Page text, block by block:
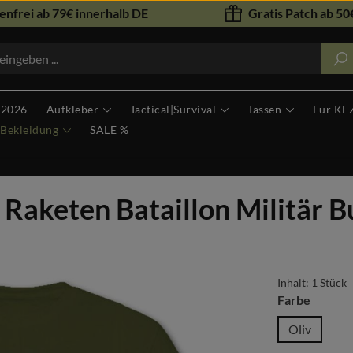
ab 79€ innerhalb DE Gratis Patch ab
Aufkleber Tactical|Survival Tassen Für
Bekleidung SALE %
Bataillon Militär
Inhalt: 1 Stück
Farbe
Oliv